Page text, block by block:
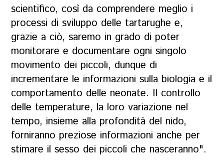
scientifico, così da comprendere meglio i
processi di sviluppo delle tartarughe e,
grazie a ciò, saremo in grado di poter
monitorare e documentare ogni singolo
movimento dei piccoli, dunque di
incrementare le informazioni sulla biologia e il
comportamento delle neonate. Il controllo
delle temperature, la loro variazione nel
tempo, insieme alla profondità del nido,
forniranno preziose informazioni anche per
stimare il sesso dei piccoli che nasceranno".